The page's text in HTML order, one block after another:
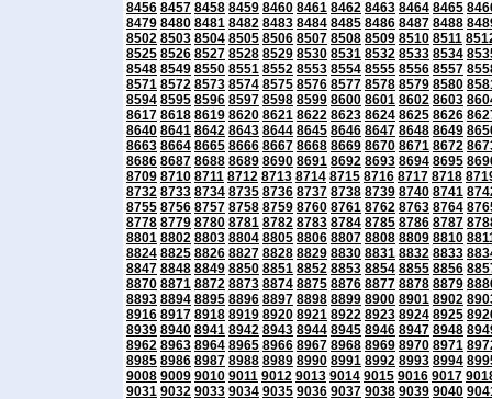
8456 8457 8458 8459 8460 8461 8462 8463 8464 8465
8479 8480 8481 8482 8483 8484 8485 8486 8487 8488
8502 8503 8504 8505 8506 8507 8508 8509 8510 8511
8525 8526 8527 8528 8529 8530 8531 8532 8533 8534
8548 8549 8550 8551 8552 8553 8554 8555 8556 8557
8571 8572 8573 8574 8575 8576 8577 8578 8579 8580
8594 8595 8596 8597 8598 8599 8600 8601 8602 8603
8617 8618 8619 8620 8621 8622 8623 8624 8625 8626
8640 8641 8642 8643 8644 8645 8646 8647 8648 8649
8663 8664 8665 8666 8667 8668 8669 8670 8671 8672
8686 8687 8688 8689 8690 8691 8692 8693 8694 8695
8709 8710 8711 8712 8713 8714 8715 8716 8717 8718
8732 8733 8734 8735 8736 8737 8738 8739 8740 8741
8755 8756 8757 8758 8759 8760 8761 8762 8763 8764
8778 8779 8780 8781 8782 8783 8784 8785 8786 8787
8801 8802 8803 8804 8805 8806 8807 8808 8809 8810
8824 8825 8826 8827 8828 8829 8830 8831 8832 8833
8847 8848 8849 8850 8851 8852 8853 8854 8855 8856
8870 8871 8872 8873 8874 8875 8876 8877 8878 8879
8893 8894 8895 8896 8897 8898 8899 8900 8901 8902
8916 8917 8918 8919 8920 8921 8922 8923 8924 8925
8939 8940 8941 8942 8943 8944 8945 8946 8947 8948
8962 8963 8964 8965 8966 8967 8968 8969 8970 8971
8985 8986 8987 8988 8989 8990 8991 8992 8993 8994
9008 9009 9010 9011 9012 9013 9014 9015 9016 9017
9031 9032 9033 9034 9035 9036 9037 9038 9039 9040